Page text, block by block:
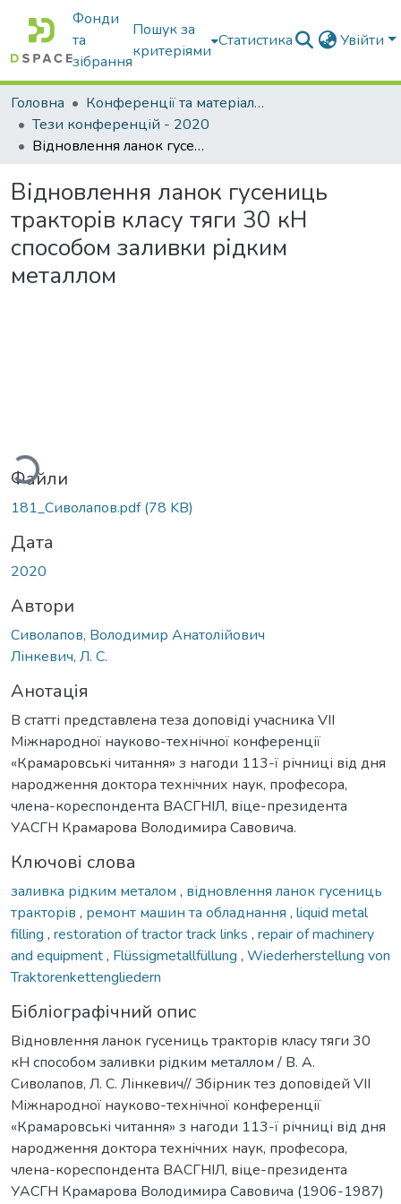
Фонди
та
зібрання
Пошук за
критеріями
Статистика Увійти
Головна
Конференції та матеріали конференцій
Тези конференцій - 2020
Відновлення ланок гусениць тракторів класу тяги 30 кН способом заливки рідким металлом
Відновлення ланок гусениць
тракторів класу тяги 30 кН
способом заливки рідким
металлом
Файли
181_Сиволапов.pdf(78 KB)
Дата
2020
Автори
Сиволапов, Володимир Анатолійович
Лінкевич, Л. С.
Анотація
В статті представлена теза доповіді учасника VIІ
Міжнародної науково-технічної конференції
«Крамаровські читання» з нагоди 113-ї річниці від дня
народження доктора технічних наук, професора,
члена-кореспондента ВАСГНІЛ, віце-президента
УАСГН Крамарова Володимира Савовича.
Ключові слова
заливка рідким металом , відновлення ланок гусениць
тракторів , ремонт машин та обладнання , liquid metal
filling , restoration of tractor track links , repair of machinery
and equipment, Flüssigmetallfüllung , Wiederherstellung von
Traktorenkettengliedern
Бібліографічний опис
Відновлення ланок гусениць тракторів класу тяги 30
кН способом заливки рідким металлом / В. А.
Сиволапов, Л. С. Лінкевич// Збірник тез доповідей VIІ
Міжнародної науково-технічної конференції
«Крамаровські читання» з нагоди 113-ї річниці від дня
народження доктора технічних наук, професора,
члена-кореспондента ВАСГНІЛ, віце-президента
УАСГН Крамарова Володимира Савовича (1906-1987)